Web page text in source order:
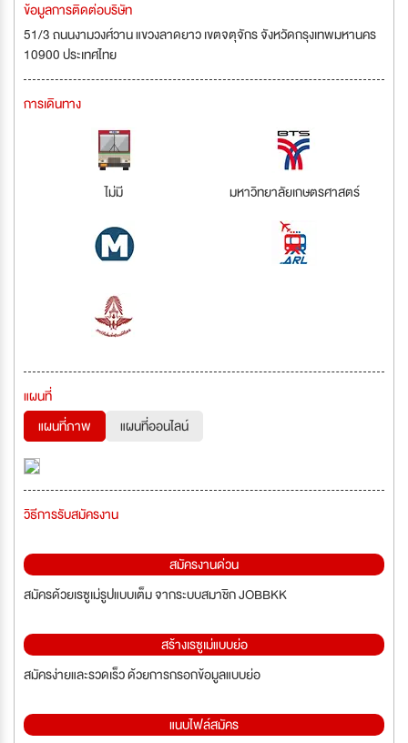
ข้อมูลการติดต่อบริษัท
51/3 ถนนงามวงศ์วาน แขวงลาดยาว เขตจตุจักร จังหวัดกรุงเทพมหานคร
10900 ประเทศไทย
การเดินทาง
ไม่มี มหาวิทยาลัยเกษตรศาสตร์
แผนที่
แผนที่ภาพ
แผนที่ออนไลน์
วิธีการรับสมัครงาน
สมัครงานด่วน
สมัครด้วยเรซูเม่รูปแบบเต็ม จากระบบสมาชิก JOBBKK
สร้างเรซูเม่แบบย่อ
สมัครง่ายและรวดเร็ว ด้วยการกรอกข้อมูลแบบย่อ
แนบไฟล์สมัคร